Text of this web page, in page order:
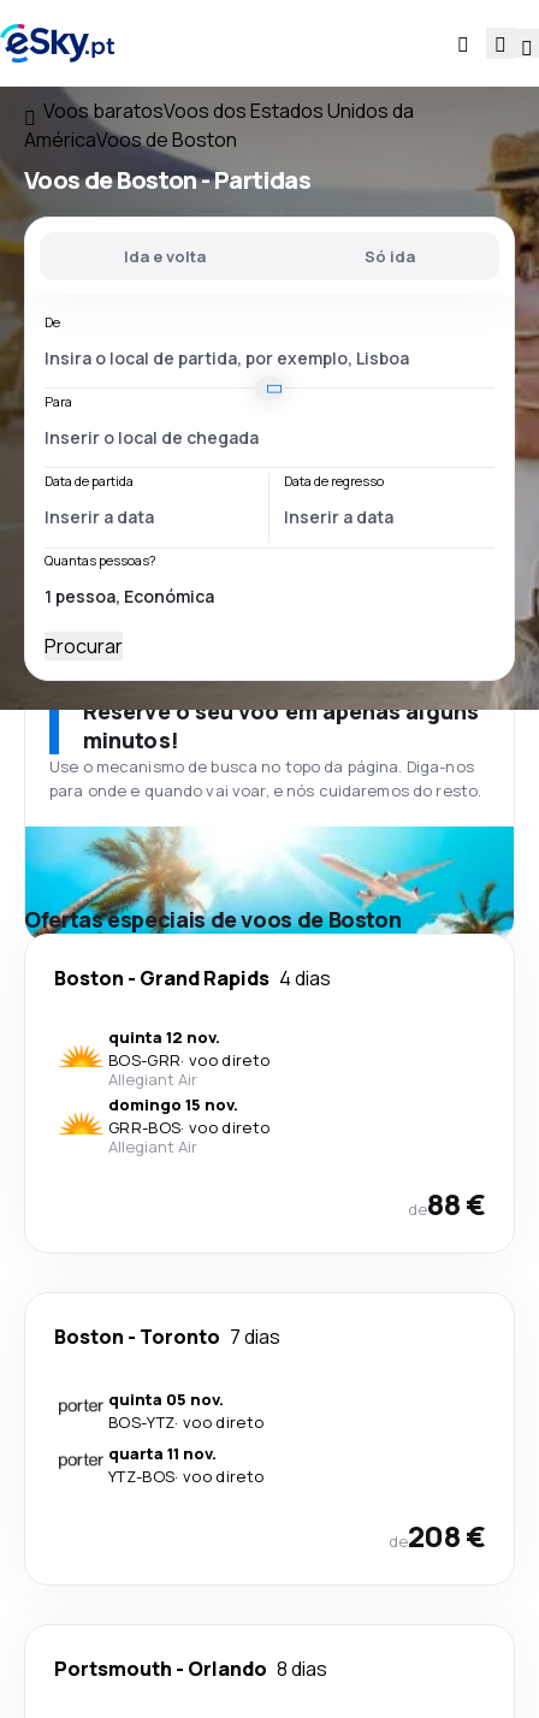
Voos baratosVoos dos Estados Unidos da
AméricaVoos de Boston
Voosde Boston- Partidas
Ida e volta Só ida
De
Para
Data de partida Data de regresso
Quantas pessoas?
Procurar
Reserve o seu voo em apenas alguns
minutos!
Use o mecanismo de busca no topo da página. Diga-nos
para onde e quando vai voar, e nós cuidaremos do resto.
Ofertas especiais de voos de Boston
Boston - Grand Rapids 4 dias
quinta 12 nov.
BOS-GRR· voo direto
Allegiant Air
domingo 15 nov.
GRR-BOS· voo direto
Allegiant Air
de88 €
Boston - Toronto 7 dias
quinta 05 nov.
BOS-YTZ· voo direto
quarta 11 nov.
YTZ-BOS· voo direto
de208 €
Portsmouth - Orlando 8 dias